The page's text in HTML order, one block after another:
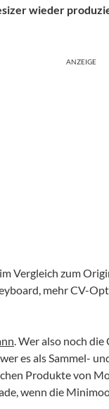
wieder
ANZEIGE
Vergleich zum
mehr CV-
. Wer also noch
es als Sammel-
Produkte von
wenn die